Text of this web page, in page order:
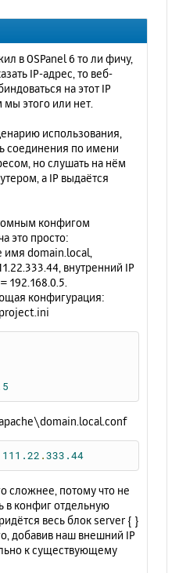
в OSPanel 6 то ли фичу,
IP-адрес, то веб-
на этот IP
мы этого или нет.
использования,
соединения по имени
но слушать на нём
а IP выдаётся
конфигом
это просто:
имя domain.local,
внутренний IP
192.168.0.5.
конфигурация:
111.22 . 333.44
сложнее, потому что не
в конфиг отдельную
весь блок server { }
добавив наш внешний IP
к существующему